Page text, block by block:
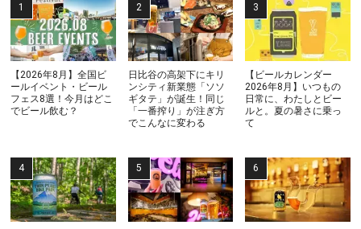
【2026年8月】全国ビ
ールイベント・ビール
フェス8選！今月はどこ
でビール飲む？
日比谷の高架下にキリ
ンシティ新業態「ソソ
ギタテ」が誕生！同じ
「一番搾り」が注ぎ方
でこんなに変わる
【ビールカレンダー
2026年8月】いつもの
日常に、わたしとビー
ルと。夏の暑さに乗っ
て